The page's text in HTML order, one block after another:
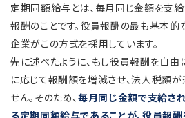
定期同額給与とは、毎月同じ金額を支
報酬のことです。役員報酬の最も基本的
企業がこの方式を採用しています。
先に述べたように、もし役員報酬を自由
に応じて報酬額を増減させ、法人税額
せん。そのため、毎月同じ金額で支給さ